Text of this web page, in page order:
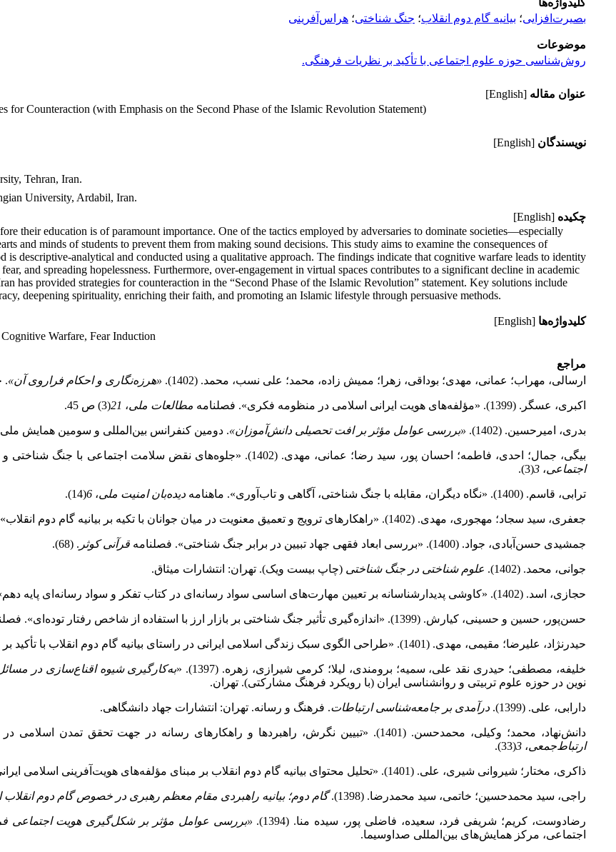
بصیرت‌افزایی؛ بیانیه گام دوم انقلاب؛ جنگ شناختی؛ هراس‌آفرینی
موضوعات
روش‌شناسی حوزه علوم اجتماعی با تأکید بر نظریات فرهنگی.
عنوان مقاله [English]
for Counteraction (with Emphasis on the Second Phase of the Islamic Revolution Statement)
نویسندگان [English]
Tehran, Iran.
University, Ardabil, Iran.‎
چکیده [English]
their education is of paramount importance. One of the tactics employed by adversaries to dominate societies—especially
and minds of students to prevent them from making sound decisions. This study aims to examine the consequences of
descriptive-analytical and conducted using a qualitative approach. The findings indicate that cognitive warfare leads to identity
and spreading hopelessness. Furthermore, over-engagement in virtual spaces contributes to a significant decline in academic
has provided strategies for counteraction in the “Second Phase of the Islamic Revolution” statement. Key solutions include
deepening spirituality, enriching their faith, and promoting an Islamic lifestyle through persuasive methods.
کلیدواژه‌ها [English]
Warfare, Fear Induction
مراجع
ارسالی، مهراب؛ عمانی، مهدی؛ بوداقی، زهرا؛ ممیش زاده، محمد؛ علی نسب، محمد. (1402).
«هرزه‌نگاری و احکام فراروی آن».
اکبری، عسگر. (1399). «مؤلفه‌های هویت ایرانی اسلامی در منظومه فکری». فصلنامه مطالعات ملی، 21(3) ص 45.
بدری، امیرحسین. (1402). «بررسی عوامل مؤثر بر افت تحصیلی دانش‌آموزان». دومین کنفرانس بین‌المللی و سومین همایش ملی
بیگی، جمال؛ احدی، فاطمه؛ احسان پور، سید رضا؛ عمانی، مهدی. (1402). «جلوه‌های نقض سلامت اجتماعی با جنگ شناختی و جرم انگاری آن در حقوق ایران». فصلنامه
اجتماعی، 3
(3).
ترابی، قاسم. (1400). «نگاه دیگران، مقابله با جنگ شناختی، آگاهی و تاب‌آوری». ماهنامه دیده‌بان امنیت ملی، 6
(14).
جعفری، سید سجاد؛ مهجوری، مهدی. (1402). «راهکارهای ترویج و تعمیق معنویت در میان جوانان با تکیه بر بیانیه گام دوم انقلاب». فصلنامه
جمشیدی حسن‌آبادی، جواد. (1400). «بررسی ابعاد فقهی جهاد تبیین در برابر جنگ شناختی». فصلنامه قرآنی کوثر . (68).
جوانی، محمد. (1402). علوم شناختی در جنگ شناختی (چاپ بیست ‌ویک). تهران: انتشارات میثاق.
حجازی، اسد. (1402). «کاوشی پدیدارشناسانه بر تعیین مهارت‌های اساسی سواد رسانه‌ای در کتاب تفکر و سواد رسانه‌ای پایه دهم». فصلنامه
حسن‌پور، حسین و حسینی، کیارش. (1399). «اندازه‌گیری تأثیر جنگ شناختی بر بازار ارز با استفاده از شاخص رفتار توده‌ای». فصلنامه
حیدرنژاد، علیرضا؛ مقیمی، مهدی. (1401). «طراحی الگوی سبک زندگی اسلامی ایرانی در راستای بیانیه گام دوم انقلاب با تأکید بر قدرت نرم». فصلنامه
خلیفه، مصطفی؛ حیدری نقد علی، سمیه؛ برومندی، لیلا؛ کرمی شیرازی، زهره. (1397). « به‌کارگیری شیوه اقناع‌سازی در
نوین در حوزه علوم تربیتی و روانشناسی ایران (با رویکرد فرهنگ مشارکتی). تهران.
دارابی، علی. (1399). درآمدی بر جامعه‌شناسی ارتباطات. فرهنگ و رسانه. تهران: انتشارات جهاد دانشگاهی.
دانش‌نهاد، محمد؛ وکیلی، محمدحسن. (1401). «تبیین نگرش، راهبردها و راهکارهای رسانه در جهت تحقق تمدن اسلامی در پرتو گام دوم انقلاب اسلامی». فصلنامه
ارتباط‌جمعی، 3
(33).
ذاکری، مختار؛ شیروانی شیری، علی. (1401). «تحلیل محتوای بیانیه گام دوم انقلاب بر مبنای مؤلفه‌های هویت‌آفرینی اسلامی ایرانی». فصلنامه
راجی، سید محمدحسین؛ خاتمی، سید محمدرضا. (1398). گام دوم؛ بیانیه راهبردی مقام معظم رهبری در خصوص گام دوم انقلاب
رضادوست، کریم؛ شریفی فرد، سعیده، فاضلی پور، سیده منا. (1394). «بررسی عوامل مؤثر بر شکل‌گیری هویت اجتماعی
اجتماعی، مرکز همایش‌های بین‌المللی صداوسیما.